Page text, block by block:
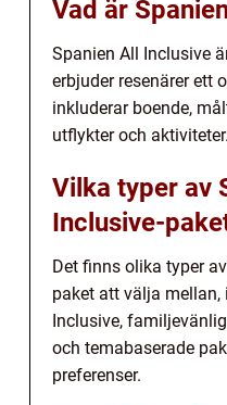
Vad är
Spanien All Inclusive
erbjuder resenärer ett
inkluderar boende,
utflykter och aktiviteter.
Vilka typer av
Inclusive-
Det finns olika typer
paket att välja
Inclusive,
och temabaserade
preferenser.